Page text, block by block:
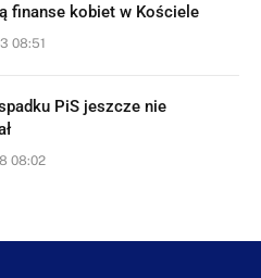
finanse kobiet w Kościele
08:51
PiS jeszcze nie
08:02